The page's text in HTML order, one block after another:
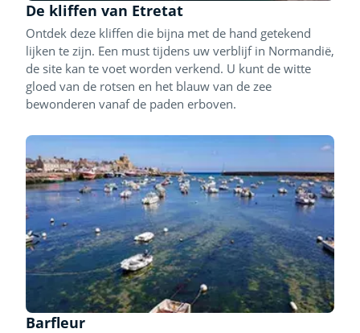
De kliffen van Etretat
Ontdek deze kliffen die bijna met de hand getekend
lijken te zijn. Een must tijdens uw verblijf in Normandië,
de site kan te voet worden verkend. U kunt de witte
gloed van de rotsen en het blauw van de zee
bewonderen vanaf de paden erboven.
Barfleur